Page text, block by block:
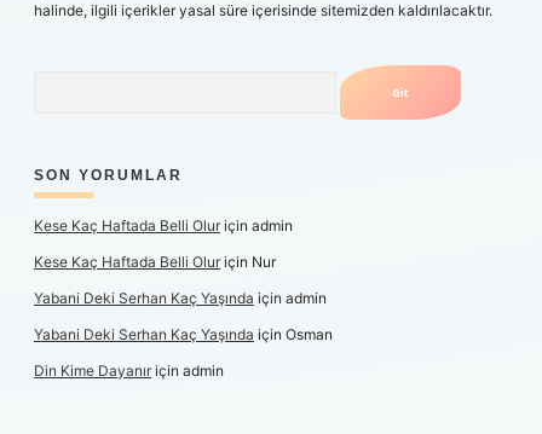
halinde, ilgili içerikler yasal süre içerisinde sitemizden kaldırılacaktır.
SON YORUMLAR
Kese Kaç Haftada Belli Oluriçin admin
Kese Kaç Haftada Belli Oluriçin Nur
Yabani Deki Serhan Kaç Yaşında için admin
Yabani Deki Serhan Kaç Yaşında için Osman
Din Kime Dayanıriçin admin